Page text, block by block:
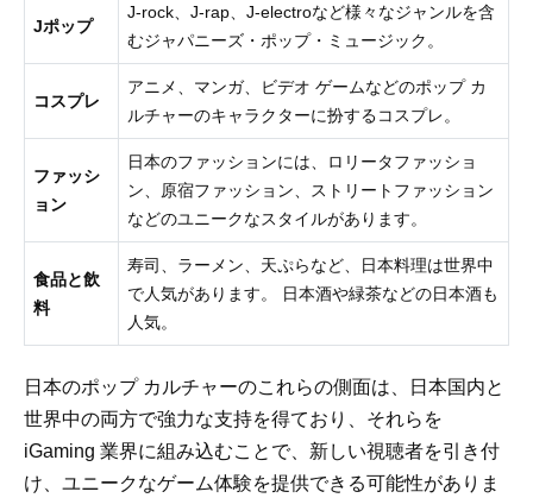
Jポップ
J-rock、J-rap、J-electroなど様々なジャンルを含
むジャパニーズ・ポップ・ミュージック。
コスプレ
アニメ、マンガ、ビデオ ゲームなどのポップ カ
ルチャーのキャラクターに扮するコスプレ。
ファッシ
ョン
日本のファッションには、ロリータファッショ
ン、原宿ファッション、ストリートファッション
などのユニークなスタイルがあります。
食品と飲
料
寿司、ラーメン、天ぷらなど、日本料理は世界中
で人気があります。 日本酒や緑茶などの日本酒も
人気。
日本のポップ カルチャーのこれらの側面は、日本国内と
世界中の両方で強力な支持を得ており、それらを
iGaming 業界に組み込むことで、新しい視聴者を引き付
け、ユニークなゲーム体験を提供できる可能性がありま